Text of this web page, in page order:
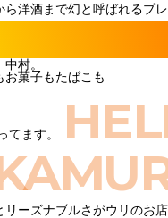
ら洋酒まで幻と呼ばれるプ
村。
お菓子もたばこも
てます。
リーズナブルさがウリのお